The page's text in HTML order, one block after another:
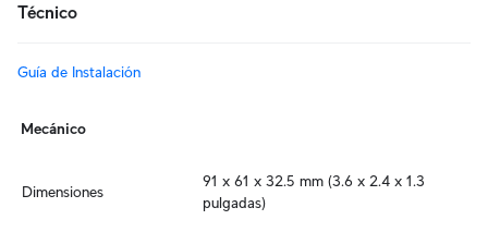
Técnico
Guía de Instalación
Mecánico
Dimensiones
91 x 61 x 32.5 mm (3.6 x 2.4 x 1.3
pulgadas)